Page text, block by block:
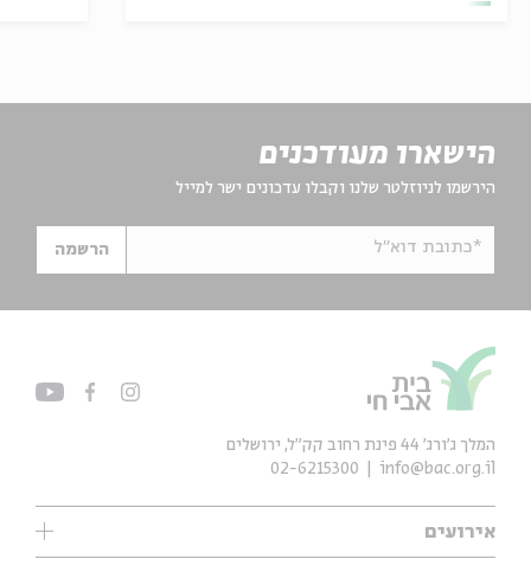
הישארו מעודכנים
הירשמו לניוזלטר שלנו וקבלו עדכונים ישר למייל
*כתובת דוא"ל הרשמה
אירועים
עיון
המלך ג'ורג' 44 פינת רחוב קק״ל, ירושלים
info@bac.org.il
02-6215300